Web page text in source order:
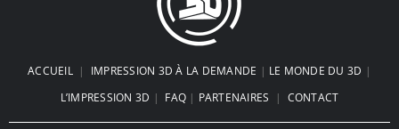
ACCUEIL| IMPRESSION 3D À LA DEMANDE | LE MONDE DU 3D |
L’IMPRESSION 3D | FAQ | PARTENAIRES | CONTACT